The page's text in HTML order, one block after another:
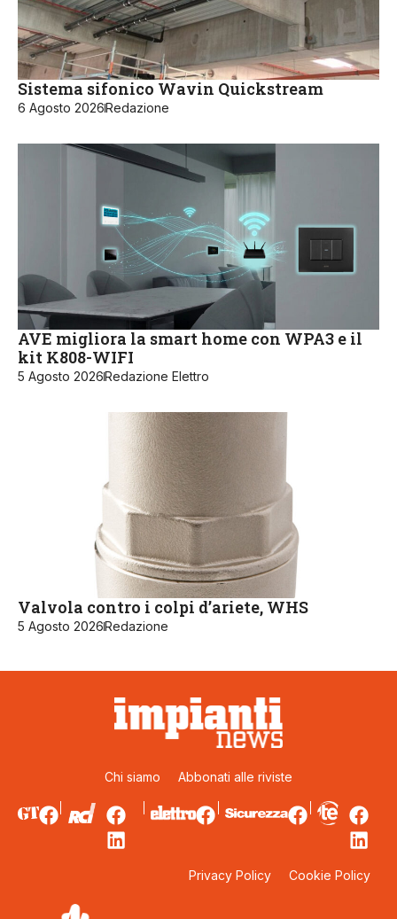
Sistema sifonico Wavin Quickstream
6 Agosto 2026Redazione
AVE migliora la smart home con WPA3 e il
kit K808-WIFI
5 Agosto 2026Redazione Elettro
Valvola contro i colpi d’ariete, WHS
5 Agosto 2026Redazione
Chi siamo Abbonati alle riviste
Privacy Policy Cookie Policy